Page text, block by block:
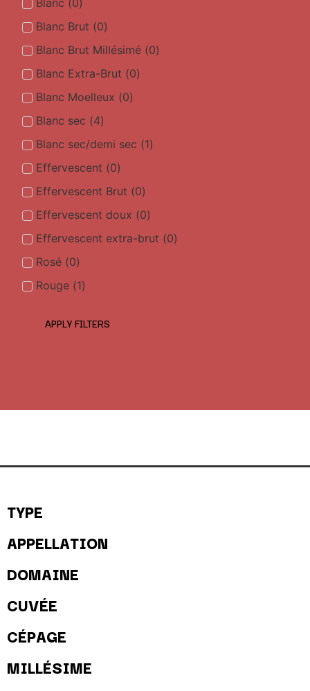
Blanc (0)
Blanc Brut (0)
Blanc Brut Millésimé (0)
Blanc Extra-Brut (0)
Blanc Moelleux (0)
Blanc sec (4)
Blanc sec/demi sec (1)
Effervescent (0)
Effervescent Brut (0)
Effervescent doux (0)
Effervescent extra-brut (0)
Rosé (0)
Rouge (1)
APPLY FILTERS
TYPE
APPELLATION
DOMAINE
CUVÉE
CÉPAGE
MILLÉSIME